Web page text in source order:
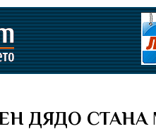
ДЯДО